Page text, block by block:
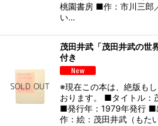
桃園書房 ■作：市川三郎
い…
茂田井武「茂田井武の世
付き
※現在この本は、絶版も
おります。 ■タイトル：
■発行年：1979年発行 ■
作：絵：茂田井武（も